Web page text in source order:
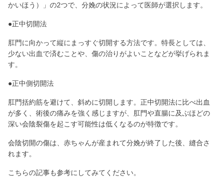
かいほう）」の2つで、分娩の状況によって医師が選択します。
●正中切開法
肛門に向かって縦にまっすぐ切開する方法です。特長としては、
少ない出血で済むことや、傷の治りがよいことなどが挙げられま
す。
●正中側切開法
肛門括約筋を避けて、斜めに切開します。正中切開法に比べ出血
が多く、術後の痛みを強く感じますが、肛門や直腸に及ぶほどの
深い会陰裂傷を起こす可能性は低くなるのが特徴です。
会陰切開の傷は、赤ちゃんが産まれて分娩が終了した後、縫合さ
れます。
こちらの記事も参考にしてみてください。